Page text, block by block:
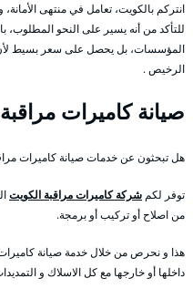
انتركم بالكويت، تعامل في منتهى
للتأكد من أنه يسير على النحو
المؤسسات، بل يحصل على سعر بسيط لأن
الرخيص .
صيانة كاميرات
هل تبحثون عن خدمات صيانة كاميرات
توفر لكم شركة كاميرات مراقبة الكويت
من اصلاح أو تركيب أو برمجة.
هذا و نحرص من خلال خدمة صيانة
داخلها أو خارجها مع كل الاسلاك و